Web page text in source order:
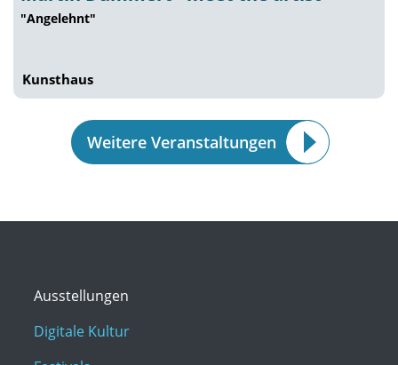
"Angelehnt"
Kunsthaus
Weitere Veranstaltungen
Ausstellungen
Digitale Kultur